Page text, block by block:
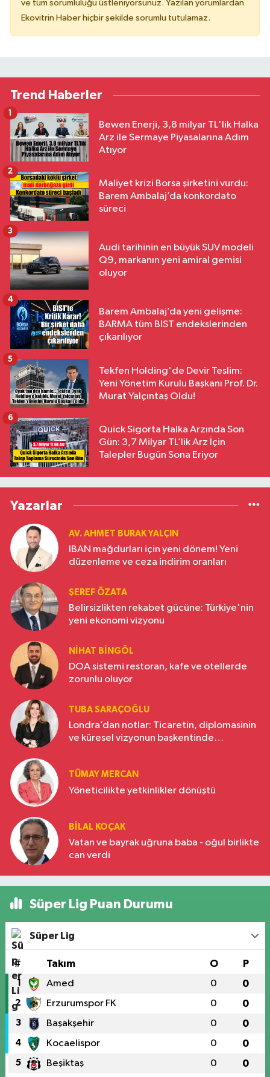
ve tüm sorumluluğu üstleniyorsunuz. Yazılan yorumlardan
Ekovitrin Haber hiçbir şekilde sorumlu tutulamaz.
Trend Haberler
Bewen Enerji, 3,8 milyar TL'lik Halka
Arz ile Sermaye Piyasalarına Adım
Atıyor
1
Maliyet krizi Borsa şirketini vurdu:
Barem Ambalaj’da konkordato
süreci
2
Audi tarihinin en büyük SUV modeli
Q9, markanın yeni amiral gemisi
oluyor
3
Barem Ambalaj’da yeni gelişme:
BARMA tüm BIST endekslerinden
çıkarılıyor
4
Tekfen Holding'de Devir Teslim:
Yeni Yönetim Kurulu Başkanı Prof. Dr.
Murat Yalçıntaş Oldu!
5
Quick Sigorta Halka Arzında Son
Gün: 3,7 Milyar TL’lik Arz İçin
Talepler Bugün Sona Eriyor
6
Yazarlar
AV. AHMET BURAK YALÇIN
IBAN mağdurları için yeni dönem! Yeni
düzenleme ve ceza indirim oranları
ŞEREF ÖZATA
Belirsizlikten rekabet gücüne: Türkiye'nin
yeni ekonomi vizyonu
NIHAT BINGÖL
DOA sistemi restoran, kafe ve otellerde
zorunlu oluyor
TUBA SARAÇOĞLU
Londra’dan notlar: Ticaretin, diplomasinin
ve küresel vizyonun başkentinde
TÜMAY MERCAN
Yöneticilikte yetkinlikler dönüştü
BILAL KOÇAK
Vatan ve bayrak uğruna baba - oğul birlikte
can verdi
Süper Lig Puan Durumu
Süper Lig
# Takım O P
1 Amed 0 0
2 Erzurumspor FK 0 0
3 Başakşehir 0 0
4 Kocaelispor 0 0
5 Beşiktaş 0 0